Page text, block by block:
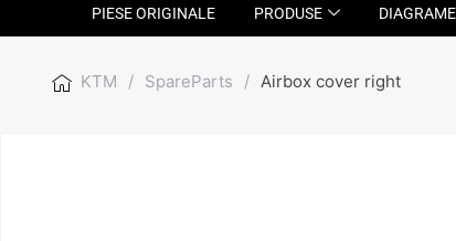
PIESE ORIGINALE PRODUSE DIAGRAME
KTM / SpareParts / Airbox cover right